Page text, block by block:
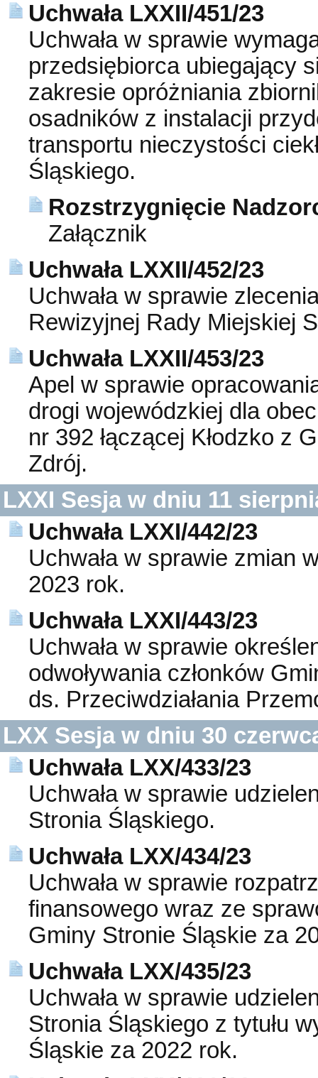
Uchwała LXXII/451/23
Uchwała w sprawie
przedsiębiorca ubiegający
zakresie opróżniania
osadników z instalacji
transportu nieczystości
Śląskiego.
Rozstrzygnięcie
Załącznik
Uchwała LXXII/452/23
Uchwała w sprawie
Rewizyjnej Rady Miejskiej
Uchwała LXXII/453/23
Apel w sprawie
drogi wojewódzkiej dla
nr 392 łączącej Kłodzko z
Zdrój.
LXXI Sesja w dniu 11
Uchwała LXXI/442/23
Uchwała w sprawie zmian
2023 rok.
Uchwała LXXI/443/23
Uchwała w sprawie
odwoływania członków
ds. Przeciwdziałania
LXX Sesja w dniu 30
Uchwała LXX/433/23
Uchwała w sprawie
Stronia Śląskiego.
Uchwała LXX/434/23
Uchwała w sprawie
finansowego wraz ze
Gminy Stronie Śląskie za
Uchwała LXX/435/23
Uchwała w sprawie
Stronia Śląskiego z tytułu
Śląskie za 2022 rok.